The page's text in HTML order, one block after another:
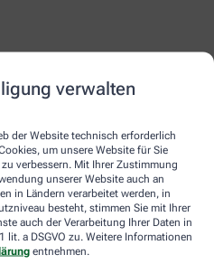
verwalten
der Website technisch erforderlich
um unsere Website für Sie
verbessern. Mit Ihrer Zustimmung
unserer Website auch an
in Ländern verarbeitet werden, in
besteht, stimmen Sie mit Ihrer
auch der Verarbeitung Ihrer Daten in
lit. a DSGVO zu. Weitere Informationen
entnehmen.